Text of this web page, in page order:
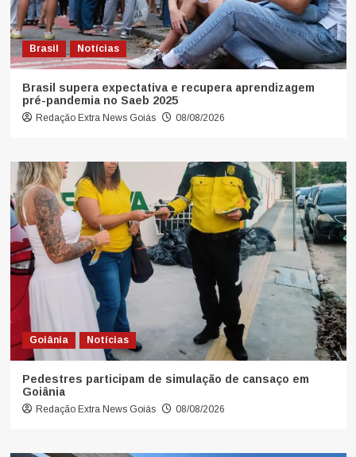
Brasil Notícias
Brasil supera expectativa e recupera aprendizagem
pré-pandemia no Saeb 2025
Redação Extra News Goiás 08/08/2026
Goiânia Notícias
Pedestres participam de simulação de cansaço em
Goiânia
Redação Extra News Goiás 08/08/2026